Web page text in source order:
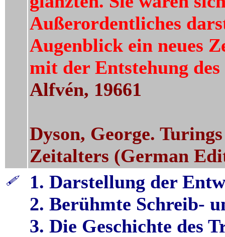
Außerordentliches
Augenblick ein neues
mit der Entstehung
Alfvén, 19661
Dyson, George.
Zeitalters (German
1. Darstellung der
2. Berühmte Schreib-
3. Die Geschichte des